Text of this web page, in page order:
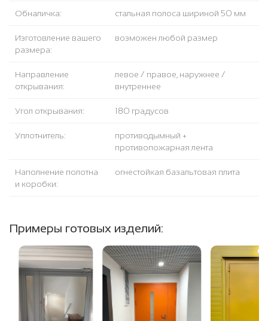
Обналичка: стальная полоса шириной 50 мм
Изготовление вашего
размера:
возможен любой размер
Направление
открывания:
левое / правое, наружнее /
внутреннее
Угол открывания: 180 градусов
Уплотнитель:
противодымный +
противопожарная лента
Наполнение полотна
и коробки:
огнестойкая базальтовая плита
Примеры готовых изделий: